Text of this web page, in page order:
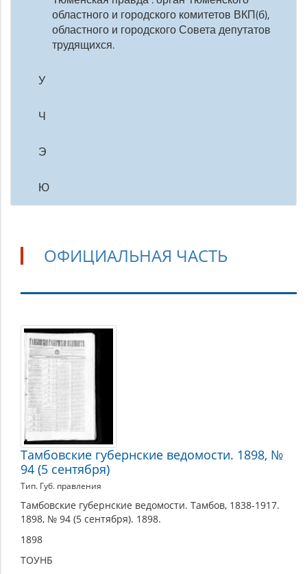
областного и городского комитетов ВКП(б),
областного и городского Совета депутатов
трудящихся.
У
Ч
Э
Ю
ОФИЦИАЛЬНАЯ ЧАСТЬ
Официальная
часть
Тамбовские губернские ведомости. 1898, №
94 (5 сентября)
Тип. Губ. правления
Тамбовские губернские ведомости. Тамбов, 1838-1917.
1898, № 94 (5 сентября). 1898.
1898
ТОУНБ